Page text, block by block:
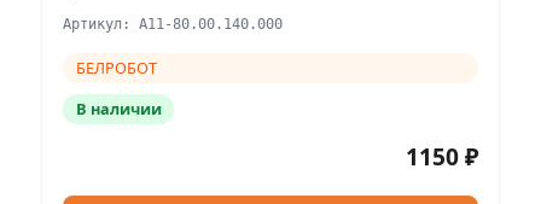
Артикул: А11-80.00.140.000
БЕЛРОБОТ
В наличии
1150 ₽